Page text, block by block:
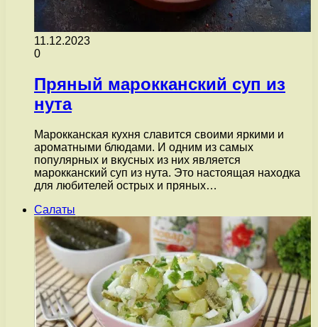
11.12.2023
0
Пряный марокканский суп из
нута
Марокканская кухня славится своими яркими и
ароматными блюдами. И одним из самых
популярных и вкусных из них является
марокканский суп из нута. Это настоящая находка
для любителей острых и пряных…
Салаты